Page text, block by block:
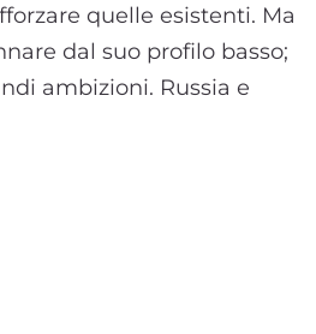
quelle esistenti. Ma
dal suo profilo basso;
ambizioni. Russia e